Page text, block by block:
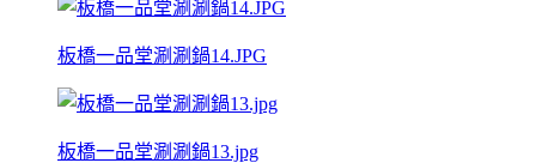
板橋一品堂涮涮鍋14.JPG
板橋一品堂涮涮鍋13.jpg